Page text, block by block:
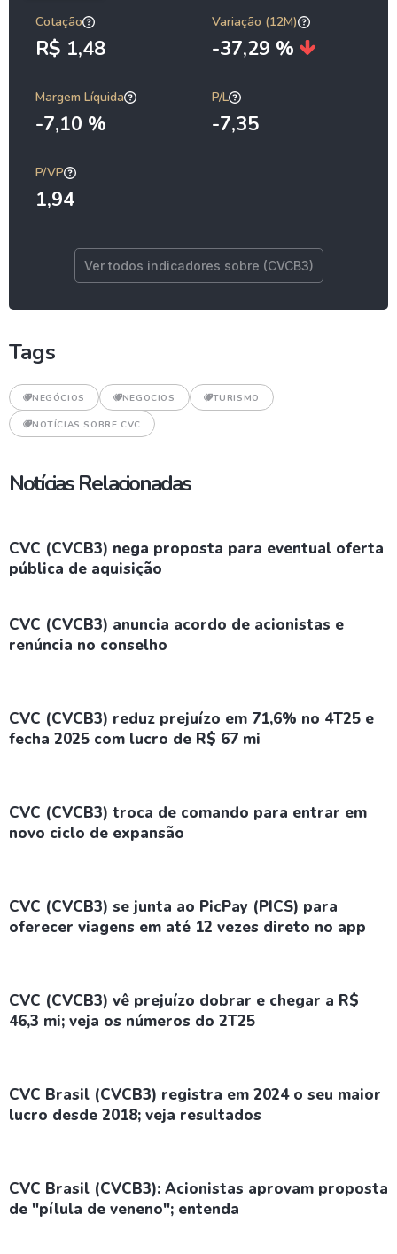
Cotação
R$ 1,48
Variação (12M)
-37,29 %
Margem Líquida
-7,10 %
P/L
-7,35
P/VP
1,94
Ver todos indicadores sobre (CVCB3)
Tags
NEGÓCIOS NEGOCIOS TURISMO
NOTÍCIAS SOBRE CVC
Notícias Relacionadas
CVC (CVCB3) nega proposta para eventual oferta
pública de aquisição
CVC (CVCB3) anuncia acordo de acionistas e
renúncia no conselho
CVC (CVCB3) reduz prejuízo em 71,6% no 4T25 e
fecha 2025 com lucro de R$ 67 mi
CVC (CVCB3) troca de comando para entrar em
novo ciclo de expansão
CVC (CVCB3) se junta ao PicPay (PICS) para
oferecer viagens em até 12 vezes direto no app
CVC (CVCB3) vê prejuízo dobrar e chegar a R$
46,3 mi; veja os números do 2T25
CVC Brasil (CVCB3) registra em 2024 o seu maior
lucro desde 2018; veja resultados
CVC Brasil (CVCB3): Acionistas aprovam proposta
de "pílula de veneno"; entenda